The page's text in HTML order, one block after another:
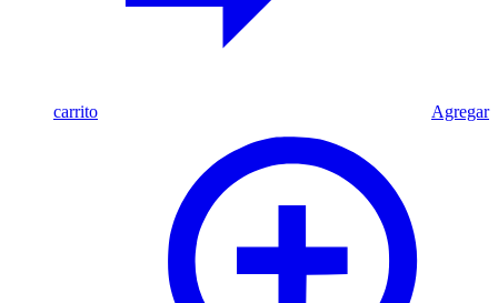
carrito Agregar